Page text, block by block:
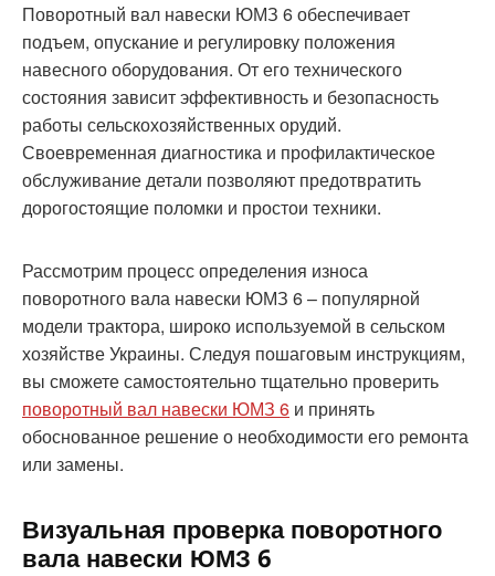
Поворотный вал навески ЮМЗ 6 обеспечивает
подъем, опускание и регулировку положения
навесного оборудования. От его технического
состояния зависит эффективность и безопасность
работы сельскохозяйственных орудий.
Своевременная диагностика и профилактическое
обслуживание детали позволяют предотвратить
дорогостоящие поломки и простои техники.
Рассмотрим процесс определения износа
поворотного вала навески ЮМЗ 6 – популярной
модели трактора, широко используемой в сельском
хозяйстве Украины. Следуя пошаговым инструкциям,
вы сможете самостоятельно тщательно проверить
поворотный вал навески ЮМЗ 6 и принять
обоснованное решение о необходимости его ремонта
или замены.
Визуальная проверка поворотного
вала навески ЮМЗ 6